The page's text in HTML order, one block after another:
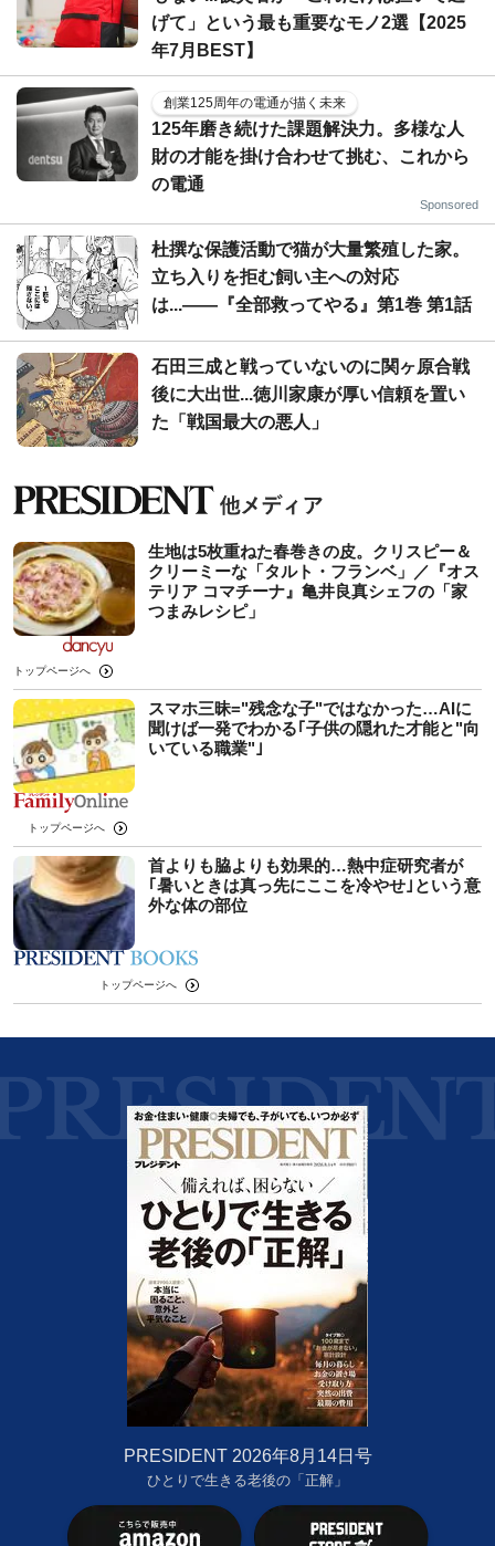
げて」という最も重要なモノ2選【2025
年7月BEST】
創業125周年の電通が描く未来
125年磨き続けた課題解決力。多様な人
財の才能を掛け合わせて挑む、これから
の電通
Sponsored
杜撰な保護活動で猫が大量繁殖した家。
立ち入りを拒む飼い主への対応
は...――『全部救ってやる』第1巻 第1話
石田三成と戦っていないのに関ヶ原合戦
後に大出世...徳川家康が厚い信頼を置い
た「戦国最大の悪人」
生地は5枚重ねた春巻きの皮。クリスピー＆
クリーミーな「タルト・フランベ」／『オス
テリア コマチーナ』亀井良真シェフの「家
つまみレシピ」
トップページへ
スマホ三昧="残念な子"ではなかった…AIに
聞けば一発でわかる｢子供の隠れた才能と"向
いている職業"｣
トップページへ
首よりも脇よりも効果的…熱中症研究者が
｢暑いときは真っ先にここを冷やせ｣という意
外な体の部位
トップページへ
PRESIDENT 2026年8月14日号
ひとりで生きる老後の「正解」